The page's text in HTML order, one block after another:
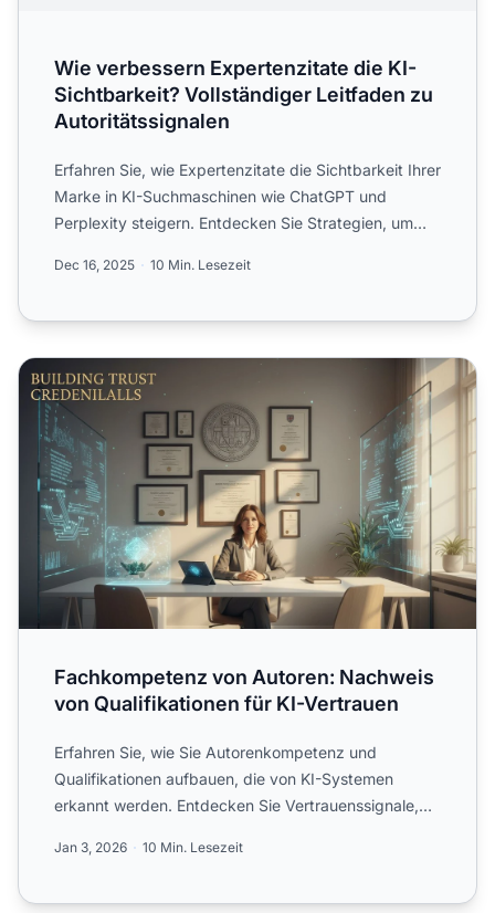
Wie verbessern Expertenzitate die KI-
Sichtbarkeit? Vollständiger Leitfaden zu
Autoritätssignalen
Erfahren Sie, wie Expertenzitate die Sichtbarkeit Ihrer
Marke in KI-Suchmaschinen wie ChatGPT und
Perplexity steigern. Entdecken Sie Strategien, um
Dec 16, 2025 10 Min. Lesezeit
Fachkompetenz von Autoren: Nachweis von
Fachkompetenz von Autoren: Nachweis
von Qualifikationen für KI-Vertrauen
Erfahren Sie, wie Sie Autorenkompetenz und
Qualifikationen aufbauen, die von KI-Systemen
erkannt werden. Entdecken Sie Vertrauenssignale,
Jan 3, 2026 10 Min. Lesezeit